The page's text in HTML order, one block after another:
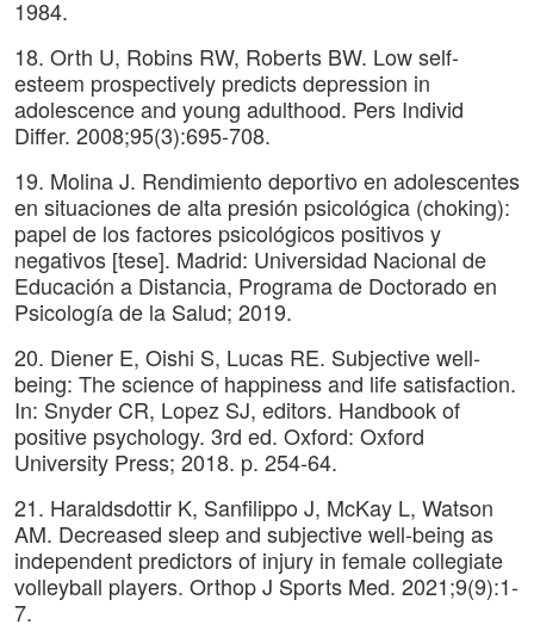
1984.
18. Orth U, Robins RW, Roberts BW. Low self-
esteem prospectively predicts depression in
adolescence and young adulthood. Pers Individ
Differ. 2008;95(3):695-708.
19. Molina J. Rendimiento deportivo en adolescentes
en situaciones de alta presión psicológica (choking):
papel de los factores psicológicos positivos y
negativos [tese]. Madrid: Universidad Nacional de
Educación a Distancia, Programa de Doctorado en
Psicología de la Salud; 2019.
20. Diener E, Oishi S, Lucas RE. Subjective well-
being: The science of happiness and life satisfaction.
In: Snyder CR, Lopez SJ, editors. Handbook of
positive psychology. 3rd ed. Oxford: Oxford
University Press; 2018. p. 254-64.
21. Haraldsdottir K, Sanfilippo J, McKay L, Watson
AM. Decreased sleep and subjective well-being as
independent predictors of injury in female collegiate
volleyball players. Orthop J Sports Med. 2021;9(9):1-
7.